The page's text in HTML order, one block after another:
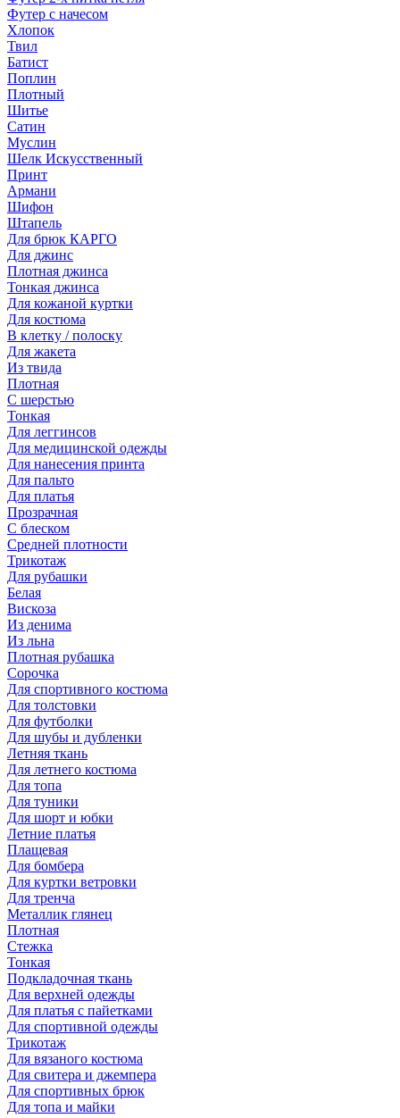
Футер с начесом
Хлопок
Твил
Батист
Поплин
Плотный
Шитье
Сатин
Муслин
Шелк Искусственный
Принт
Армани
Шифон
Штапель
Для брюк КАРГО
Для джинс
Плотная джинса
Тонкая джинса
Для кожаной куртки
Для костюма
В клетку / полоску
Для жакета
Из твида
Плотная
С шерстью
Тонкая
Для леггинсов
Для медицинской одежды
Для нанесения принта
Для пальто
Для платья
Прозрачная
С блеском
Средней плотности
Трикотаж
Для рубашки
Белая
Вискоза
Из денима
Из льна
Плотная рубашка
Сорочка
Для спортивного костюма
Для толстовки
Для футболки
Для шубы и дубленки
Летняя ткань
Для летнего костюма
Для топа
Для туники
Для шорт и юбки
Летние платья
Плащевая
Для бомбера
Для куртки ветровки
Для тренча
Металлик глянец
Плотная
Стежка
Тонкая
Подкладочная ткань
Для верхней одежды
Для платья с пайетками
Для спортивной одежды
Трикотаж
Для вязаного костюма
Для свитера и джемпера
Для спортивных брюк
Для топа и майки